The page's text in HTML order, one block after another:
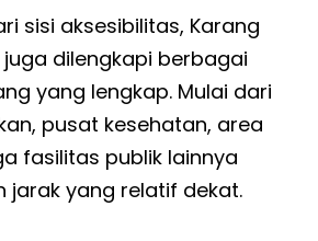
sisi aksesibilitas, Karang
dilengkapi berbagai
yang lengkap. Mulai dari
pusat kesehatan, area
fasilitas publik lainnya
jarak yang relatif dekat.